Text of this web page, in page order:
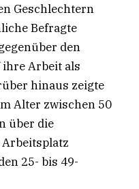
Geschlechtern
Befragte
den
Arbeit als
hinaus zeigte
Alter zwischen 50
über die
25- bis 49-